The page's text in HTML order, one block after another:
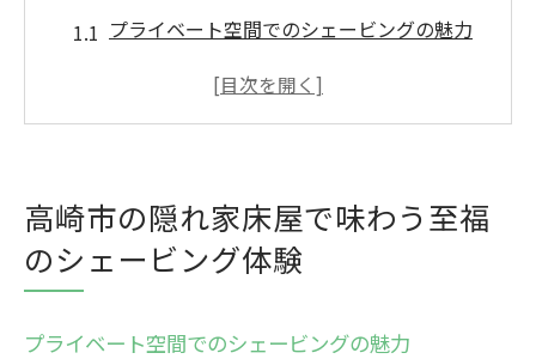
プライベート空間でのシェービングの魅力
隠れ家的な床屋が提供する癒しの時間
験
リラクゼーションとしてのシェービングの
高崎市内の床屋で得る滑らかな肌
高崎市の隠れ家床屋で味わう至福
のシェービング体験
プライベート空間でのシェービングの魅力